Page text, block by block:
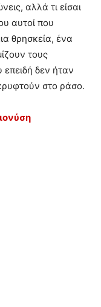
αλλά τι είσαι
αυτοί που
θρησκεία, ένα
τους
δεν ήταν
στο ράσο.